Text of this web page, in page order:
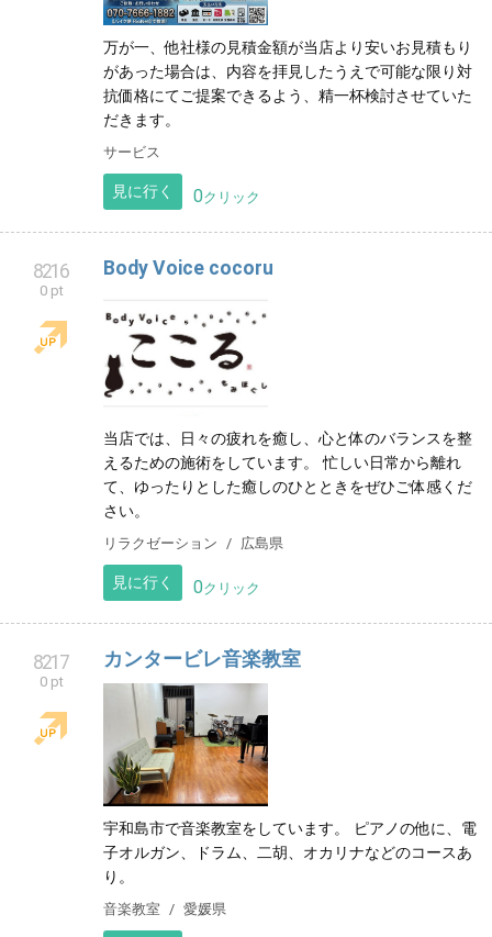
万が一、他社様の見積金額が当店より安いお見積もり
があった場合は、内容を拝見したうえで可能な限り対
抗価格にてご提案できるよう、精一杯検討させていた
だきます。
サービス
見に行く 0クリック
8216
0 pt
Body Voice cocoru
当店では、日々の疲れを癒し、心と体のバランスを整
えるための施術をしています。 忙しい日常から離れ
て、ゆったりとした癒しのひとときをぜひご体感くだ
さい。
リラクゼーション 広島県
見に行く 0クリック
8217
0 pt
カンタービレ音楽教室
宇和島市で音楽教室をしています。 ピアノの他に、電
子オルガン、ドラム、二胡、オカリナなどのコースあ
り。
音楽教室 愛媛県